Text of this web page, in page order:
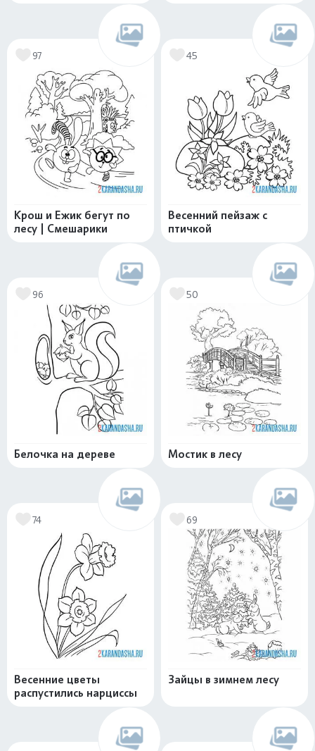
97
Крош и Ежик бегут по
лесу | Смешарики
45
Весенний пейзаж с
птичкой
96
Белочка на дереве
50
Мостик в лесу
74
Весенние цветы
распустились нарциссы
69
Зайцы в зимнем лесу